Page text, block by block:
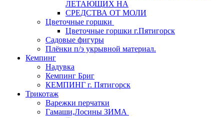
ЛЕТАЮЩИХ НА
СРЕДСТВА ОТ МОЛИ
Цветочные горшки
Цветочные горшки г.Пятигорск
Садовые фигуры
Плёнки п/э укрывной материал.
Кемпинг
Надувка
Кемпинг Бриг
КЕМПИНГ г. Пятигорск
Трикотаж
Варежки перчатки
Гамаши,Лосины ЗИМА